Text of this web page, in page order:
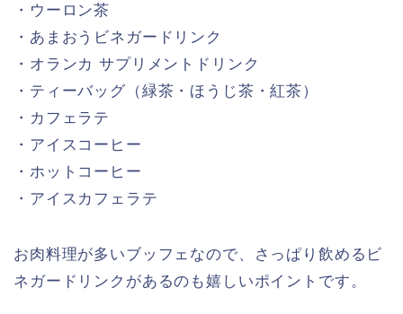
・ウーロン茶
・あまおうビネガードリンク
・オランカ サプリメントドリンク
・ティーバッグ（緑茶・ほうじ茶・紅茶）
・カフェラテ
・アイスコーヒー
・ホットコーヒー
・アイスカフェラテ
お肉料理が多いブッフェなので、さっぱり飲めるビ
ネガードリンクがあるのも嬉しいポイントです。